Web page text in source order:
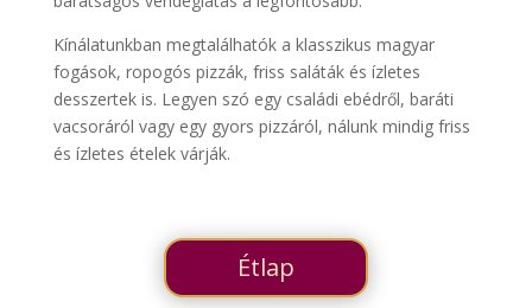
Kínálatunkban megtalálhatók a klasszikus magyar
fogások, ropogós pizzák, friss saláták és ízletes
desszertek is. Legyen szó egy családi ebédről, baráti
vacsoráról vagy egy gyors pizzáról, nálunk mindig friss
és ízletes ételek várják.
Étlap